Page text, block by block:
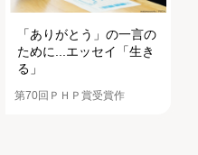
「ありがとう」の一言の
ために...エッセイ「生き
る」
第70回ＰＨＰ賞受賞作